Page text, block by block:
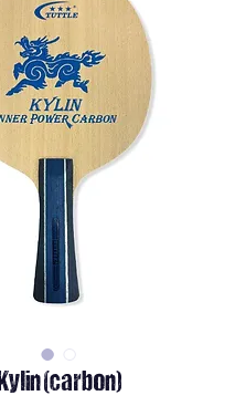
(carbon)